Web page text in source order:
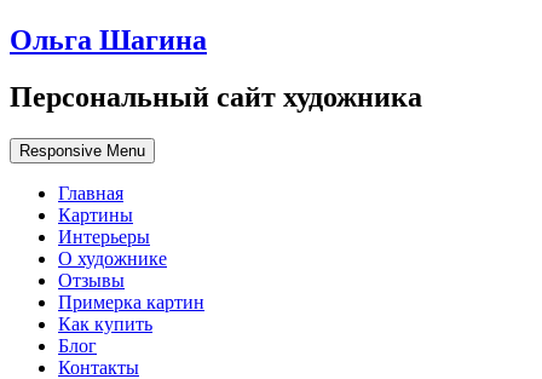
Ольга Шагина
Персональный сайт художника
Responsive Menu
Главная
Картины
Интерьеры
О художнике
Отзывы
Примерка картин
Как купить
Блог
Контакты